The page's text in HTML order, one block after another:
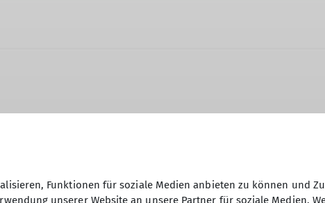
inklusive Klettergruppe richtet sich an alle, die
oder kognitive Beeinträchtigungen, mit oder ohne
Anfrageformular.
Funktionen für soziale Medien anbieten zu können und
unserer Website an unsere Partner für soziale Medien,